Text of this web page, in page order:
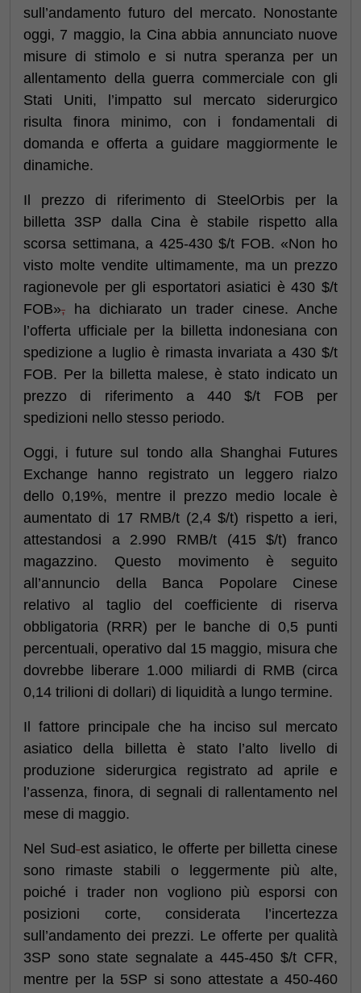
sull’andamento futuro del mercato. Nonostante
oggi, 7 maggio, la Cina abbia annunciato nuove
misure di stimolo e si nutra speranza per un
allentamento della guerra commerciale con gli
Stati Uniti, l’impatto sul mercato siderurgico
risulta finora minimo, con i fondamentali di
domanda e offerta a guidare maggiormente le
dinamiche.
Il prezzo di riferimento di SteelOrbis per la
billetta 3SP dalla Cina è stabile rispetto alla
scorsa settimana, a 425-430 $/t FOB. «Non ho
visto molte vendite ultimamente, ma un prezzo
ragionevole per gli esportatori asiatici è 430 $/t
FOB», ha dichiarato un trader cinese. Anche
l’offerta ufficiale per la billetta indonesiana con
spedizione a luglio è rimasta invariata a 430 $/t
FOB. Per la billetta malese, è stato indicato un
prezzo di riferimento a 440 $/t FOB per
spedizioni nello stesso periodo.
Oggi, i future sul tondo alla Shanghai Futures
Exchange hanno registrato un leggero rialzo
dello 0,19%, mentre il prezzo medio locale è
aumentato di 17 RMB/t (2,4 $/t) rispetto a ieri,
attestandosi a 2.990 RMB/t (415 $/t) franco
magazzino. Questo movimento è seguito
all’annuncio della Banca Popolare Cinese
relativo al taglio del coefficiente di riserva
obbligatoria (RRR) per le banche di 0,5 punti
percentuali, operativo dal 15 maggio, misura che
dovrebbe liberare 1.000 miliardi di RMB (circa
0,14 trilioni di dollari) di liquidità a lungo termine.
Il fattore principale che ha inciso sul mercato
asiatico della billetta è stato l’alto livello di
produzione siderurgica registrato ad aprile e
l’assenza, finora, di segnali di rallentamento nel
mese di maggio.
Nel Sud-est asiatico, le offerte per billetta cinese
sono rimaste stabili o leggermente più alte,
poiché i trader non vogliono più esporsi con
posizioni corte, considerata l’incertezza
sull’andamento dei prezzi. Le offerte per qualità
3SP sono state segnalate a 445-450 $/t CFR,
mentre per la 5SP si sono attestate a 450-460